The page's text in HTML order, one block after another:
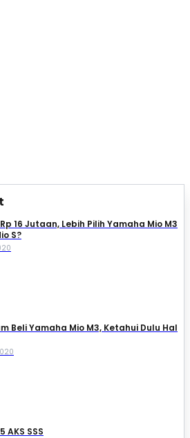
16 Jutaan, Lebih Pilih Yamaha Mio M3
S?
Beli Yamaha Mio M3, Ketahui Dulu Hal
AKS SSS